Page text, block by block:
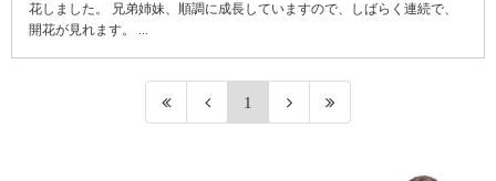
花しました。 兄弟姉妹、順調に成長していますので、しばらく連続で、
開花が見れます。 ...
1